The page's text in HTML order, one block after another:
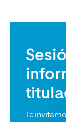
Te